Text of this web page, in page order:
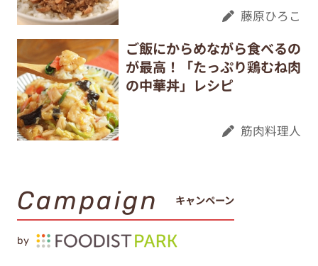
藤原ひろこ
ご飯にからめながら食べるの
が最高！「たっぷり鶏むね肉
の中華丼」レシピ
筋肉料理人
Campaign キャンペーン
by